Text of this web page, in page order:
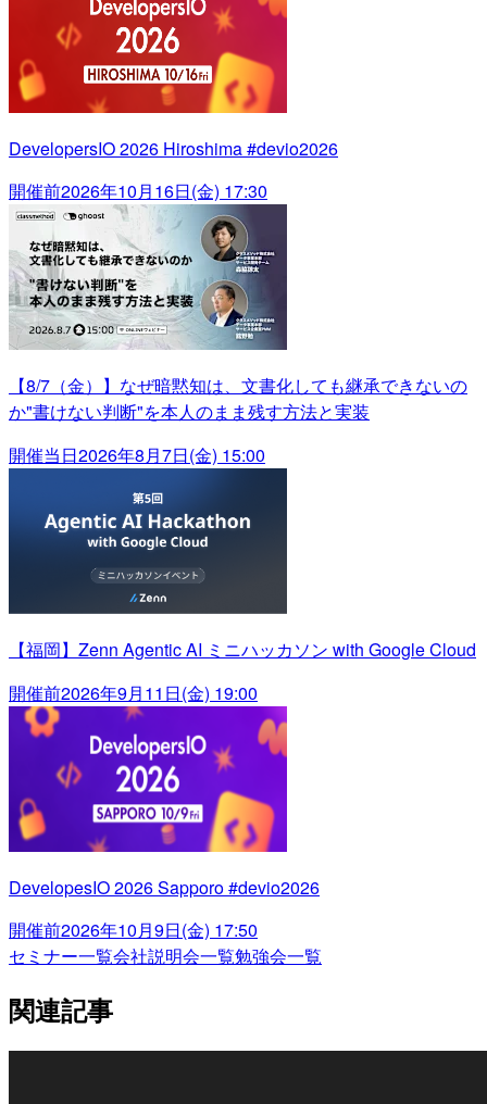
DevelopersIO 2026 Hiroshima #devio2026
開催前2026年10月16日(金) 17:30
【8/7（金）】なぜ暗黙知は、文書化しても継承できないの
か"書けない判断"を本人のまま残す方法と実装
開催当日2026年8月7日(金) 15:00
【福岡】Zenn Agentic AI ミニハッカソン with Google Cloud
開催前2026年9月11日(金) 19:00
DevelopesIO 2026 Sapporo #devio2026
開催前2026年10月9日(金) 17:50
セミナー一覧会社説明会一覧勉強会一覧
関連記事